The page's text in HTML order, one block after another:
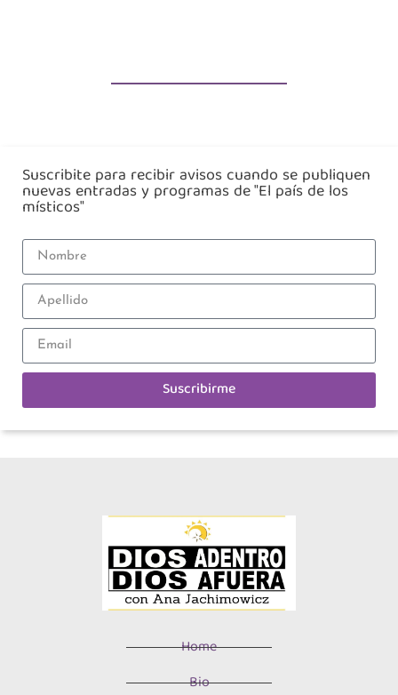
Suscribite para recibir avisos cuando se publiquen
nuevas entradas y programas de "El país de los
místicos"
Suscribirme
Home
Bio